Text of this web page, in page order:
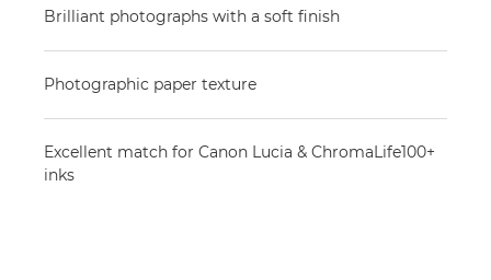
Brilliant photographs with a soft finish
Photographic paper texture
Excellent match for Canon Lucia & ChromaLife100+
inks